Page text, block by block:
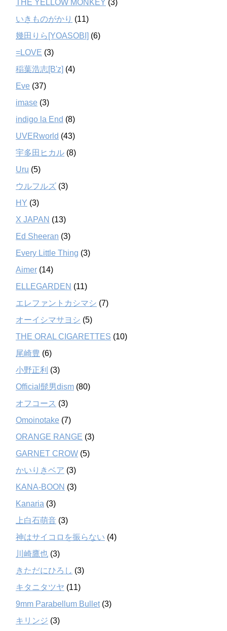
THE YELLOW MONKEY (3)
いきものがかり (11)
幾田りら[YOASOBI] (6)
=LOVE (3)
稲葉浩志[B'z] (4)
Eve (37)
imase (3)
indigo la End (8)
UVERworld (43)
宇多田ヒカル (8)
Uru (5)
ウルフルズ (3)
HY (3)
X JAPAN (13)
Ed Sheeran (3)
Every Little Thing (3)
Aimer (14)
ELLEGARDEN (11)
エレファントカシマシ (7)
オーイシマサヨシ (5)
THE ORAL CIGARETTES (10)
尾崎豊 (6)
小野正利 (3)
Official髭男dism (80)
オフコース (3)
Omoinotake (7)
ORANGE RANGE (3)
GARNET CROW (5)
かいりきベア (3)
KANA-BOON (3)
Kanaria (3)
上白石萌音 (3)
神はサイコロを振らない (4)
川崎鷹也 (3)
きただにひろし (3)
キタニタツヤ (11)
9mm Parabellum Bullet(3)
キリンジ (3)